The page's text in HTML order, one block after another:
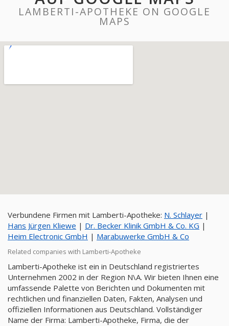
LAMBERTI-APOTHEKE ON GOOGLE
MAPS
Verbundene Firmen mit Lamberti-Apotheke: N. Schlayer |
Hans Jürgen Kliewe | Dr. Becker Klinik GmbH & Co. KG |
Heim Electronic GmbH | Marabuwerke GmbH & Co
Related companies with Lamberti-Apotheke
Lamberti-Apotheke ist ein in Deutschland registriertes
Unternehmen 2002 in der Region N\A. Wir bieten Ihnen eine
umfassende Palette von Berichten und Dokumenten mit
rechtlichen und finanziellen Daten, Fakten, Analysen und
offiziellen Informationen aus Deutschland. Vollständiger
Name der Firma: Lamberti-Apotheke, Firma, die der